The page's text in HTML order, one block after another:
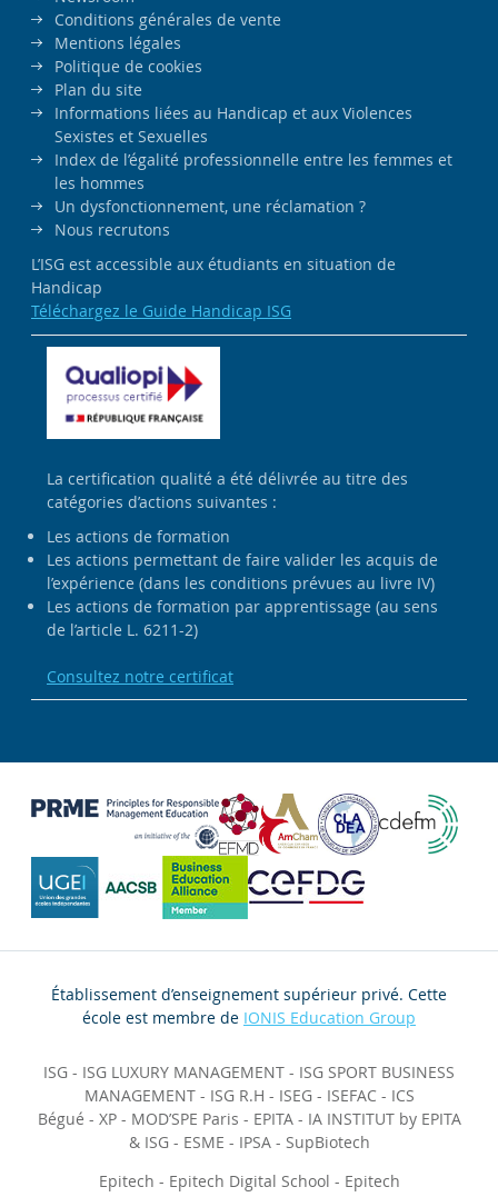
Conditions générales de vente
Mentions légales
Politique de cookies
Plan du site
Informations liées au Handicap et aux Violences
Sexistes et Sexuelles
Index de l’égalité professionnelle entre les femmes et
les hommes
Un dysfonctionnement, une réclamation ?
Nous recrutons
L’ISG est accessible aux étudiants en situation de
Handicap
Téléchargez le Guide Handicap ISG
La certification qualité a été délivrée au titre des
catégories d’actions suivantes :
Les actions de formation
Les actions permettant de faire valider les acquis de
l’expérience (dans les conditions prévues au livre IV)
Les actions de formation par apprentissage (au sens
de l’article L. 6211-2)
Consultez notre certificat
Établissement d’enseignement supérieur privé. Cette
école est membre de IONIS Education Group
ISG - ISG LUXURY MANAGEMENT - ISG SPORT BUSINESS
MANAGEMENT- ISG R.H - ISEG- ISEFAC- ICS
Bégué - XP- MOD’SPE Paris - EPITA- IA INSTITUT by EPITA
& ISG- ESME - IPSA- SupBiotech
Epitech - Epitech Digital School - Epitech